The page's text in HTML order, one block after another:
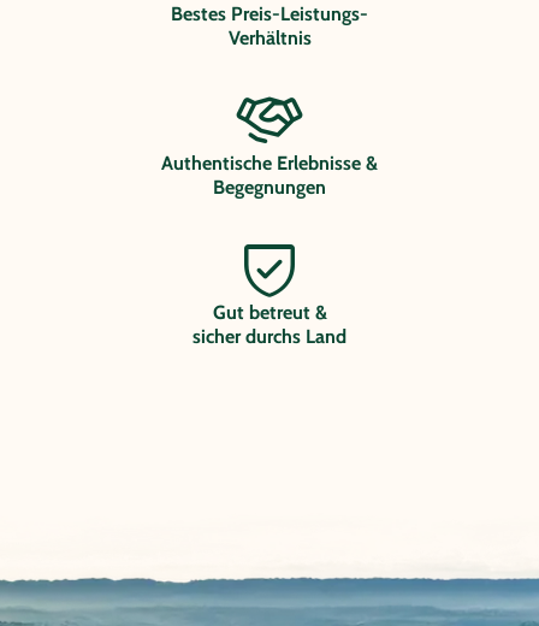
Bestes Preis-Leistungs-
Verhältnis
Authentische Erlebnisse &
Begegnungen
Gut betreut &
sicher durchs Land